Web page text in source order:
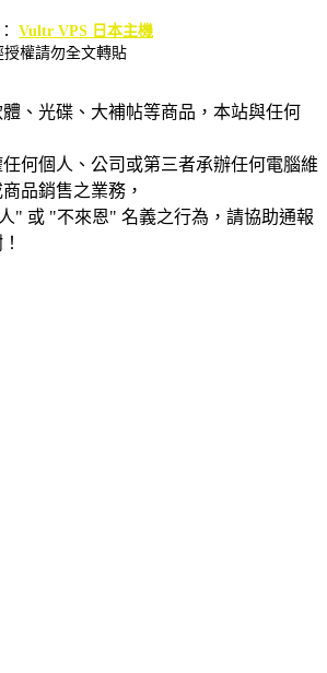
Vultr VPS 日本主機
權請勿全文轉貼
、光碟、大補帖等商品，本站與任何
何個人、公司或第三者承辦任何電腦維
品銷售之業務，
" 或 "不來恩" 名義之行為，請協助通報